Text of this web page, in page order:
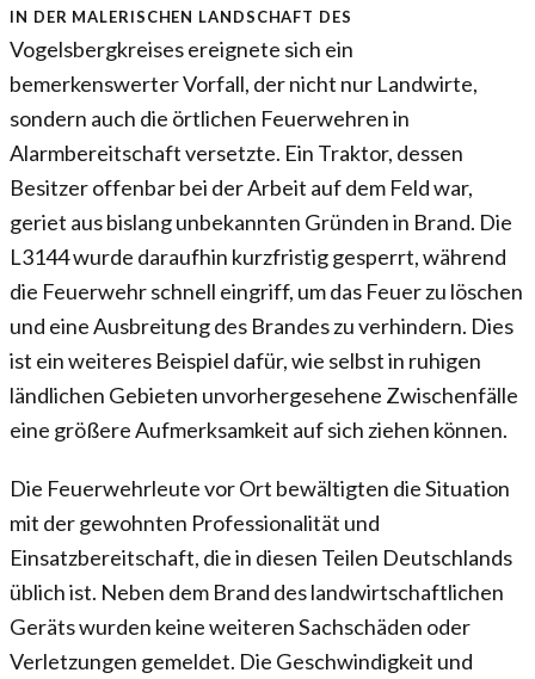
In der malerischen Landschaft des
Vogelsbergkreises ereignete sich ein
bemerkenswerter Vorfall, der nicht nur Landwirte,
sondern auch die örtlichen Feuerwehren in
Alarmbereitschaft versetzte. Ein Traktor, dessen
Besitzer offenbar bei der Arbeit auf dem Feld war,
geriet aus bislang unbekannten Gründen in Brand. Die
L3144 wurde daraufhin kurzfristig gesperrt, während
die Feuerwehr schnell eingriff, um das Feuer zu löschen
und eine Ausbreitung des Brandes zu verhindern. Dies
ist ein weiteres Beispiel dafür, wie selbst in ruhigen
ländlichen Gebieten unvorhergesehene Zwischenfälle
eine größere Aufmerksamkeit auf sich ziehen können.
Die Feuerwehrleute vor Ort bewältigten die Situation
mit der gewohnten Professionalität und
Einsatzbereitschaft, die in diesen Teilen Deutschlands
üblich ist. Neben dem Brand des landwirtschaftlichen
Geräts wurden keine weiteren Sachschäden oder
Verletzungen gemeldet. Die Geschwindigkeit und